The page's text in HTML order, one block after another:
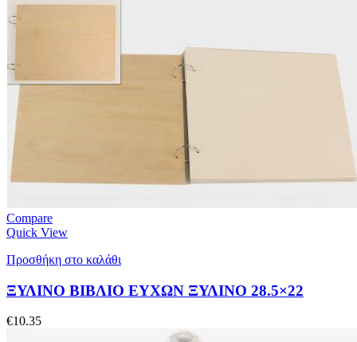
Compare
Quick View
Προσθήκη στο καλάθι
ΞΥΛΙΝΟ ΒΙΒΛΙΟ ΕΥΧΩΝ ΞΥΛΙΝΟ 28.5×22
€10.35